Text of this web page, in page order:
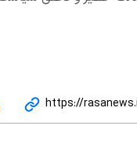
https://